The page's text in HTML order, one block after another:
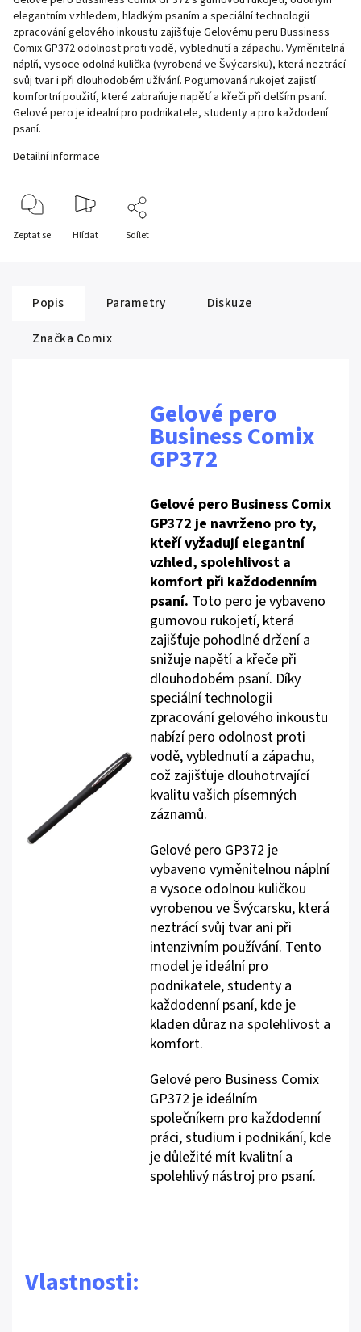
elegantním vzhledem, hladkým psaním a speciální technologií
zpracování gelového inkoustu zajišťuje Gelovému peru Bussiness
Comix GP372 odolnost proti vodě, vyblednutí a zápachu. Vyměnitelná
náplň, vysoce odolná kulička (vyrobená ve Švýcarsku), která neztrácí
svůj tvar i při dlouhodobém užívání. Pogumovaná rukojeť zajistí
komfortní použití, které zabraňuje napětí a křeči při delším psaní.
Gelové pero je idealní pro podnikatele, studenty a pro každodení
psaní.
Detailní informace
Zeptat se Hlídat Sdílet
Popis Parametry
Diskuze
Značka Comix
Gelové pero
Business Comix
GP372
Gelové pero Business Comix
GP372 je navrženo pro ty,
kteří vyžadují elegantní
vzhled, spolehlivost a
komfort při každodenním
psaní. Toto pero je vybaveno
gumovou rukojetí, která
zajišťuje pohodlné držení a
snižuje napětí a křeče při
dlouhodobém psaní. Díky
speciální technologii
zpracování gelového inkoustu
nabízí pero odolnost proti
vodě, vyblednutí a zápachu,
což zajišťuje dlouhotrvající
kvalitu vašich písemných
záznamů.
Gelové pero GP372 je
vybaveno vyměnitelnou náplní
a vysoce odolnou kuličkou
vyrobenou ve Švýcarsku, která
neztrácí svůj tvar ani při
intenzivním používání. Tento
model je ideální pro
podnikatele, studenty a
každodenní psaní, kde je
kladen důraz na spolehlivost a
komfort.
Gelové pero Business Comix
GP372 je ideálním
společníkem pro každodenní
práci, studium i podnikání, kde
je důležité mít kvalitní a
spolehlivý nástroj pro psaní.
Vlastnosti: